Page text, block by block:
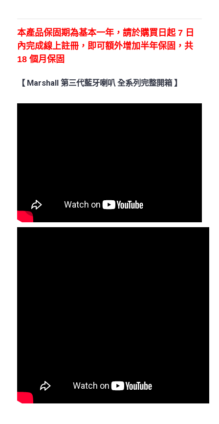
本產品保固期為基本一年，請於購買日起 7 日
內完成線上註冊，即可額外增加半年保固，共
18 個月保固
【 Marshall 第三代藍牙喇叭 全系列完整開箱 】